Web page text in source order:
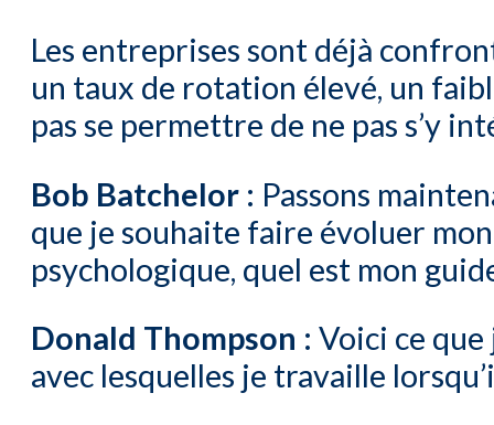
Les entreprises sont déjà
un taux de rotation élevé, un
pas se permettre de ne pas s’y
Bob Batchelor : Passons
que je souhaite faire évoluer
psychologique, quel est mon
Donald Thompson : Voici ce que
avec lesquelles je travaille